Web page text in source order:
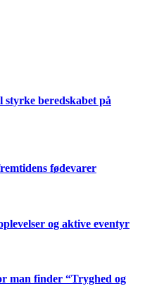
beredskabet på
fødevarer
og aktive eventyr
man finder “Tryghed og